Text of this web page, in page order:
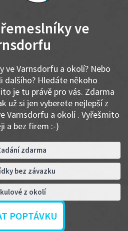
ve
ve Varnsdorfu a okolí? Nebo
dalšího? Hledáte někoho
je tu právě pro vás. Zdarma
už si jen vyberete nejlepší z
Varnsdorfu a okolí . Vyřešmito
a bez firem :-)
zdarma
bez závazku
z okolí
POPTÁVKU